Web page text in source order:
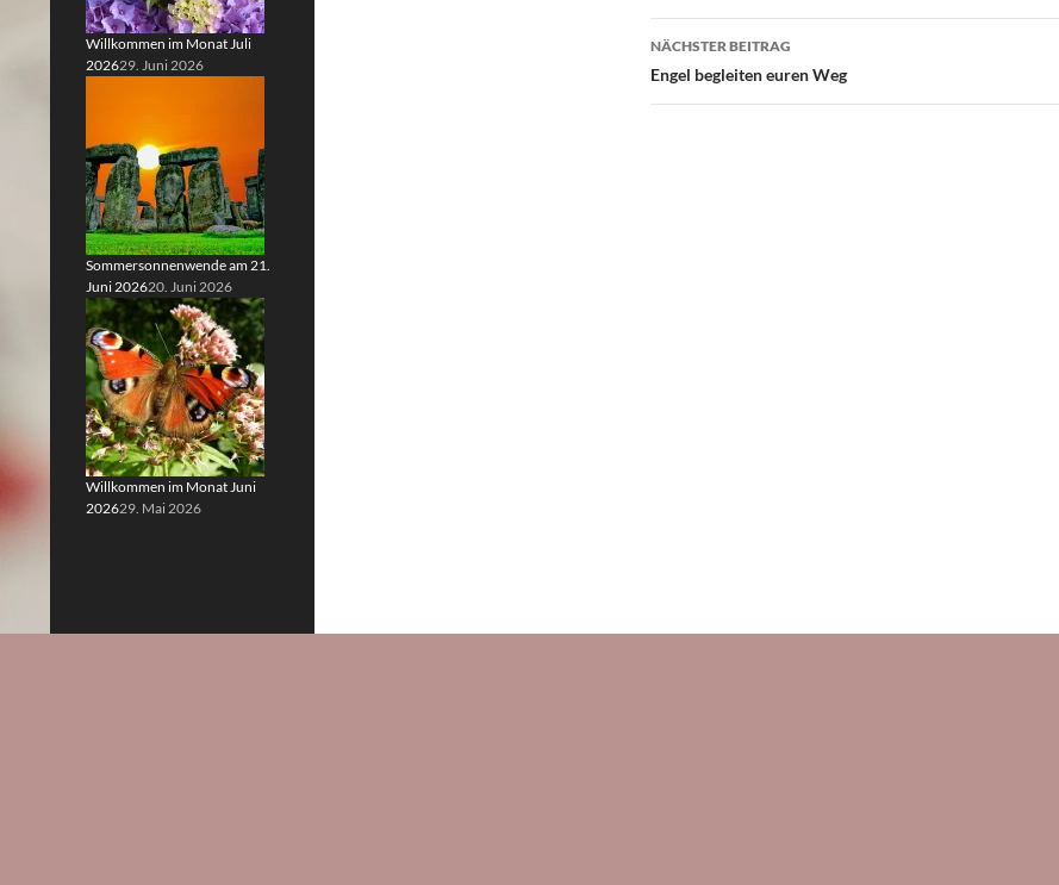
NÄCHSTER BEITRAG
Engel begleiten euren Weg
Willkommen im Monat Juli
202629. Juni 2026
Sommersonnenwende am 21.
Juni 202620. Juni 2026
Willkommen im Monat Juni
202629. Mai 2026